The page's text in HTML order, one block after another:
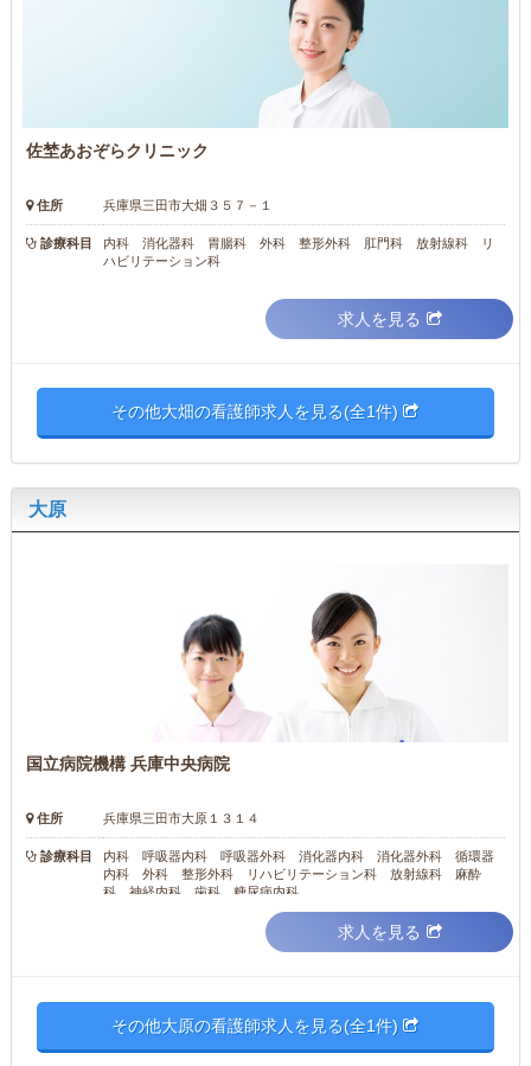
佐埜あおぞらクリニック
住所 兵庫県三田市大畑３５７－１
診療科目
内科 消化器科 胃腸科 外科 整形外科 肛門科 放射線科 リ
ハビリテーション科
求人を見る
その他大畑の看護師求人を見る(全1件)
大原
国立病院機構 兵庫中央病院
住所 兵庫県三田市大原１３１４
診療科目
内科 呼吸器内科 呼吸器外科 消化器内科 消化器外科 循環器
内科 外科 整形外科 リハビリテーション科 放射線科 麻酔
科 神経内科 歯科 糖尿病内科
求人を見る
その他大原の看護師求人を見る(全1件)